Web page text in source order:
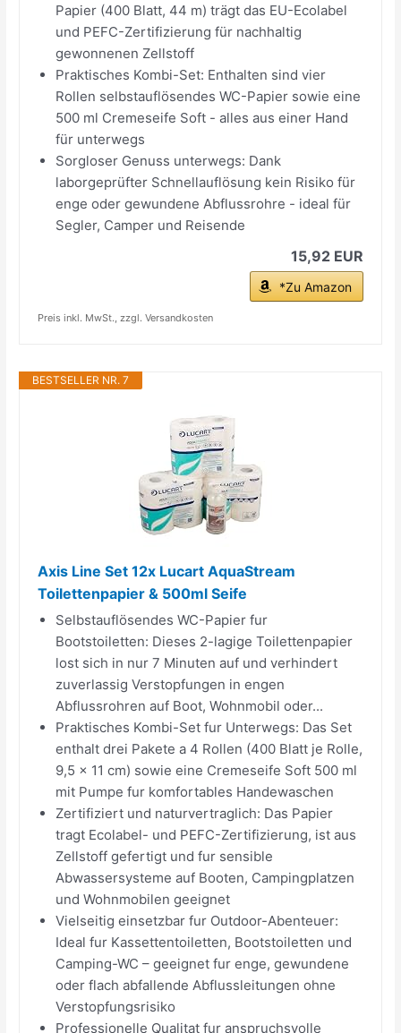
Papier (400 Blatt, 44 m) trägt das EU-Ecolabel
und PEFC-Zertifizierung für nachhaltig
gewonnenen Zellstoff
Praktisches Kombi-Set: Enthalten sind vier
Rollen selbstauflösendes WC-Papier sowie eine
500 ml Cremeseife Soft - alles aus einer Hand
für unterwegs
Sorgloser Genuss unterwegs: Dank
laborgeprüfter Schnellauflösung kein Risiko für
enge oder gewundene Abflussrohre - ideal für
Segler, Camper und Reisende
15,92 EUR
*Zu Amazon
Preis inkl. MwSt., zzgl. Versandkosten
BESTSELLER NR. 7
Axis Line Set 12x Lucart AquaStream
Toilettenpapier & 500ml Seife
Selbstauflösendes WC-Papier fur
Bootstoiletten: Dieses 2-lagige Toilettenpapier
lost sich in nur 7 Minuten auf und verhindert
zuverlassig Verstopfungen in engen
Abflussrohren auf Boot, Wohnmobil oder...
Praktisches Kombi-Set fur Unterwegs: Das Set
enthalt drei Pakete a 4 Rollen (400 Blatt je Rolle,
9,5 x 11 cm) sowie eine Cremeseife Soft 500 ml
mit Pumpe fur komfortables Handewaschen
Zertifiziert und naturvertraglich: Das Papier
tragt Ecolabel- und PEFC-Zertifizierung, ist aus
Zellstoff gefertigt und fur sensible
Abwassersysteme auf Booten, Campingplatzen
und Wohnmobilen geeignet
Vielseitig einsetzbar fur Outdoor-Abenteuer:
Ideal fur Kassettentoiletten, Bootstoiletten und
Camping-WC – geeignet fur enge, gewundene
oder flach abfallende Abflussleitungen ohne
Verstopfungsrisiko
Professionelle Qualitat fur anspruchsvolle